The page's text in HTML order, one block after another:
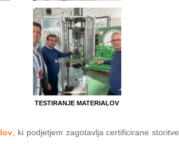
TESTIRANJE MATERIALOV
, ki podjetjem zagotavlja certificirane storitve